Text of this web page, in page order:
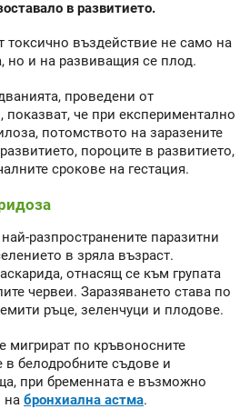
в развитието.
токсично въздействие не само на
но и на развиващия се плод.
проведени от
че при експериментално
потомството на заразените
пороците в развитието,
срокове на гестация.
разпространените паразитни
в зряла възраст.
отнасящ се към групата
червеи. Заразяването става по
ръце, зеленчуци и плодове.
мигрират по кръвоносните
белодробните съдове и
при бременната е възможно
на бронхиална астма.